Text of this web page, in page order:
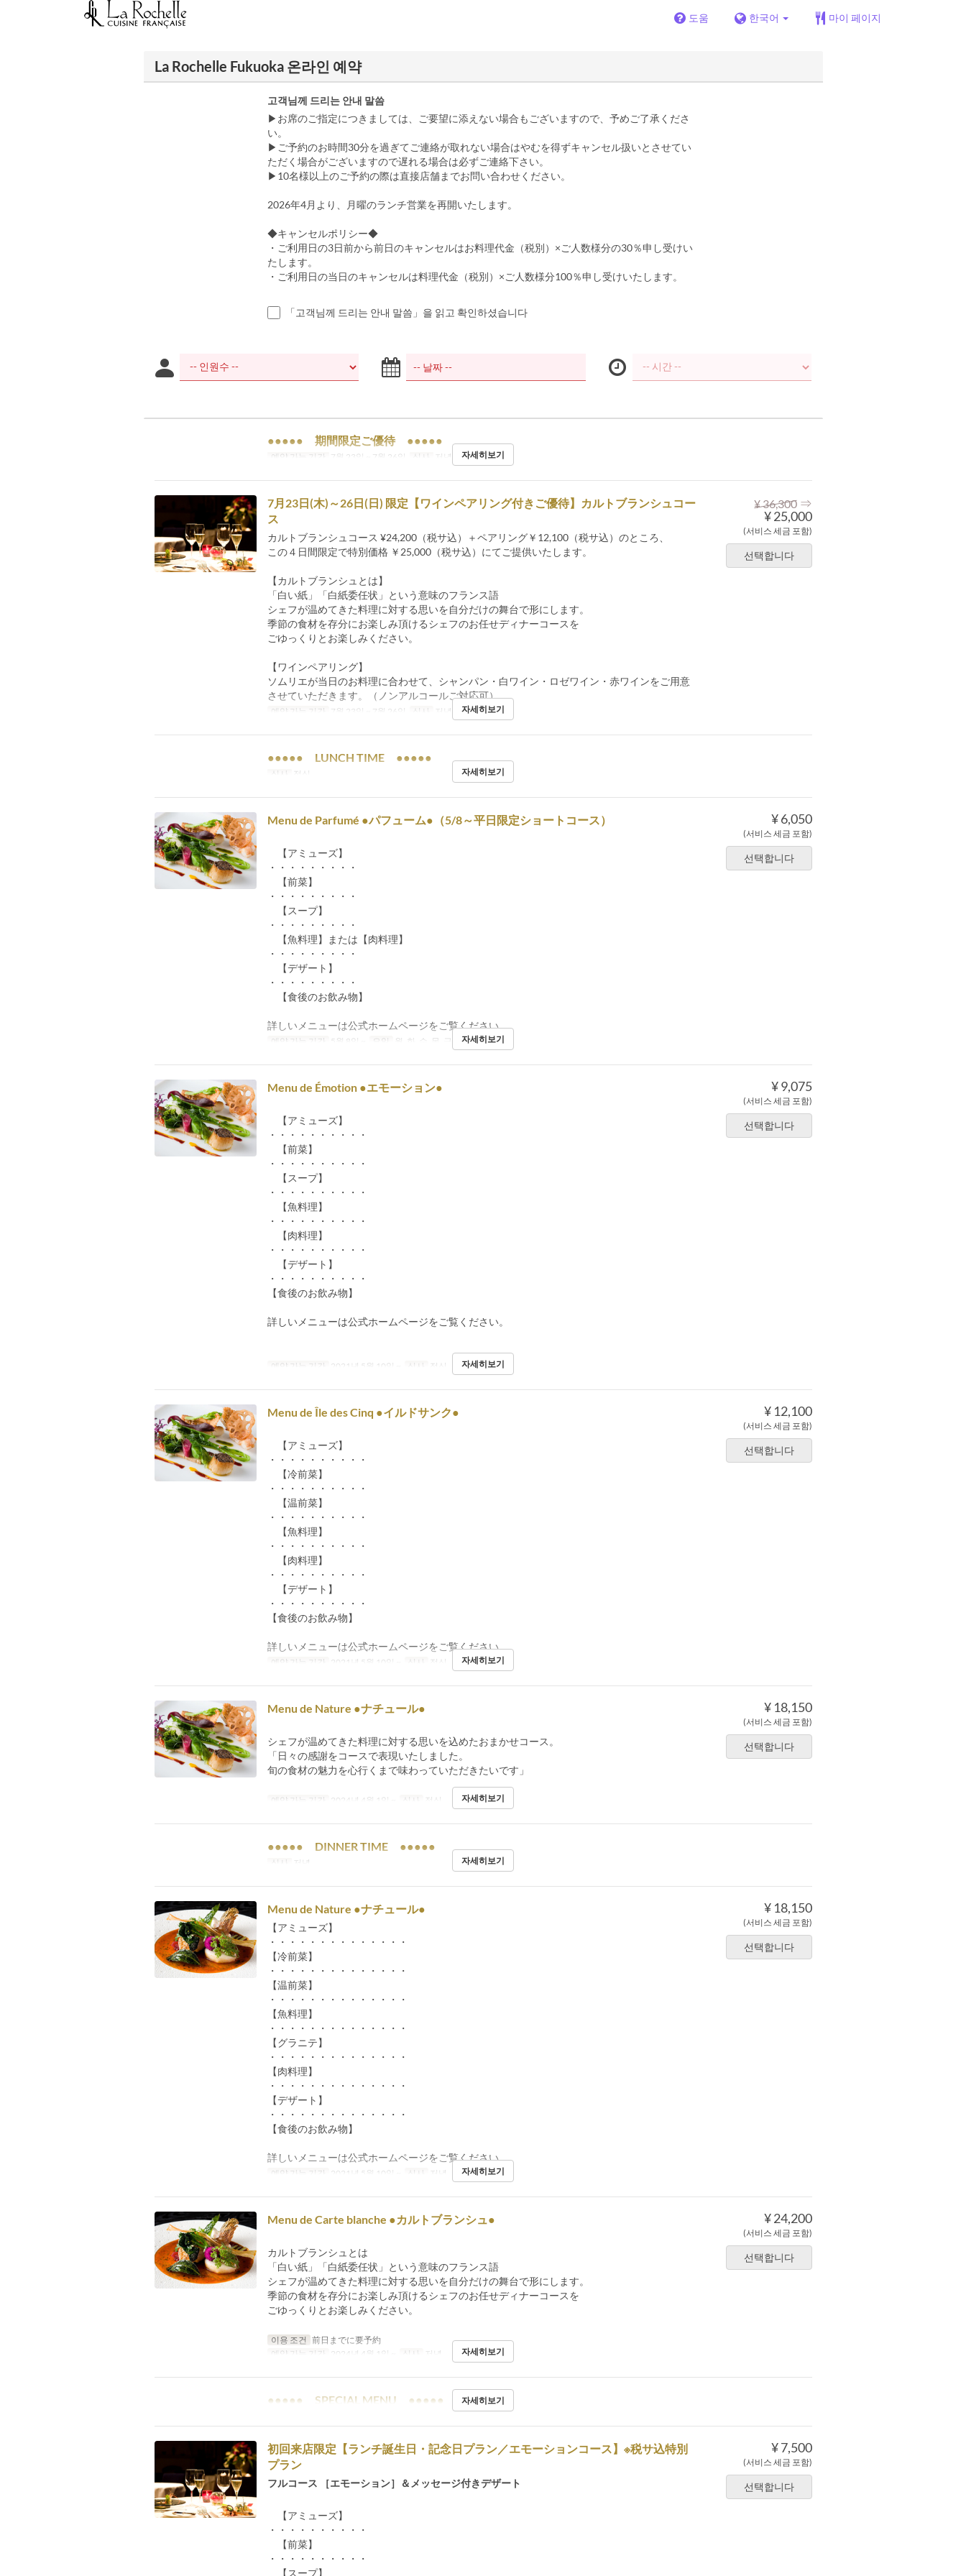
도움 한국어 마이 페이지
La Rochelle Fukuoka 온라인 예약
고객님께 드리는 안내 말씀
▶お席のご指定につきましては、ご要望に添えない場合もございますので、予めご了承くださ
い。
▶ご予約のお時間30分を過ぎてご連絡が取れない場合はやむを得ずキャンセル扱いとさせてい
ただく場合がございますので遅れる場合は必ずご連絡下さい。
▶10名様以上のご予約の際は直接店舗までお問い合わせください。
2026年4月より、月曜のランチ営業を再開いたします。
◆キャンセルポリシー◆
・ご利用日の3日前から前日のキャンセルはお料理代金（税別）×ご人数様分の30％申し受けい
たします。
・ご利用日の当日のキャンセルは料理代金（税別）×ご人数様分100％申し受けいたします。
「고객님께 드리는 안내 말씀」을 읽고 확인하셨습니다
●●●●● 期間限定ご優待 ●●●●●
예약 가능 기간 7월 23일 ~ 7월 26일 식사 저녁 자세히보기
¥ 36,300 ⇒
¥ 25,000
(서비스 세금 포함)
선택합니다
7月23日(木)～26日(日) 限定【ワインペアリング付きご優待】カルトブランシュコー
ス
カルトブランシュコース ¥24,200（税サ込）＋ペアリング￥12,100（税サ込）のところ、
この４日間限定で特別価格 ￥25,000（税サ込）にてご提供いたします。
【カルトブランシュとは】
「白い紙」「白紙委任状」という意味のフランス語
シェフが温めてきた料理に対する思いを自分だけの舞台で形にします。
季節の食材を存分にお楽しみ頂けるシェフのお任せディナーコースを
ごゆっくりとお楽しみください。
【ワインペアリング】
ソムリエが当日のお料理に合わせて、シャンパン・白ワイン・ロゼワイン・赤ワインをご用意
させていただきます。（ノンアルコールご対応可）
예약 가능 기간 7월 23일 ~ 7월 26일 식사 저녁 자세히보기
●●●●● LUNCH TIME ●●●●●
식사 점심 자세히보기
¥ 6,050
(서비스 세금 포함)
선택합니다
Menu de Parfumé ●パフューム●（5/8～平日限定ショートコース）
【アミューズ】
・・・・・・・・・
【前菜】
・・・・・・・・・
【スープ】
・・・・・・・・・
【魚料理】または【肉料理】
・・・・・・・・・
【デザート】
・・・・・・・・・
【食後のお飲み物】
詳しいメニューは公式ホームページをご覧ください。
예약 가능 기간 5월 8일 ~ 요일 월, 화, 수, 목, 금 식사 점심
자세히보기
¥ 9,075
(서비스 세금 포함)
선택합니다
Menu de Émotion ●エモーション●
【アミューズ】
・・・・・・・・・・
【前菜】
・・・・・・・・・・
【スープ】
・・・・・・・・・・
【魚料理】
・・・・・・・・・・
【肉料理】
・・・・・・・・・・
【デザート】
・・・・・・・・・・
【食後のお飲み物】
詳しいメニューは公式ホームページをご覧ください。
예약 가능 기간 2021년 5월 10일 ~ 식사 점심 자세히보기
¥ 12,100
(서비스 세금 포함)
선택합니다
Menu de Île des Cinq ●イルドサンク●
【アミューズ】
・・・・・・・・・・
【冷前菜】
・・・・・・・・・・
【温前菜】
・・・・・・・・・・
【魚料理】
・・・・・・・・・・
【肉料理】
・・・・・・・・・・
【デザート】
・・・・・・・・・・
【食後のお飲み物】
詳しいメニューは公式ホームページをご覧ください
예약 가능 기간 2021년 5월 10일 ~ 식사 점심 자세히보기
¥ 18,150
(서비스 세금 포함)
선택합니다
Menu de Nature ●ナチュール●
シェフが温めてきた料理に対する思いを込めたおまかせコース。
「日々の感謝をコースで表現いたしました。
旬の食材の魅力を心行くまで味わっていただきたいです」
예약 가능 기간 2024년 4월 1일 ~ 식사 점심 자세히보기
●●●●● DINNER TIME ●●●●●
식사 저녁 자세히보기
¥ 18,150
(서비스 세금 포함)
선택합니다
Menu de Nature ●ナチュール●
【アミューズ】
・・・・・・・・・・・・・・
【冷前菜】
・・・・・・・・・・・・・・
【温前菜】
・・・・・・・・・・・・・・
【魚料理】
・・・・・・・・・・・・・・
【グラニテ】
・・・・・・・・・・・・・・
【肉料理】
・・・・・・・・・・・・・・
【デザート】
・・・・・・・・・・・・・・
【食後のお飲み物】
詳しいメニューは公式ホームページをご覧ください
예약 가능 기간 2021년 5월 10일 ~ 식사 저녁 자세히보기
¥ 24,200
(서비스 세금 포함)
선택합니다
Menu de Carte blanche ●カルトブランシュ●
カルトブランシュとは
「白い紙」「白紙委任状」という意味のフランス語
シェフが温めてきた料理に対する思いを自分だけの舞台で形にします。
季節の食材を存分にお楽しみ頂けるシェフのお任せディナーコースを
ごゆっくりとお楽しみください。
이용 조건 前日までに要予約
예약 가능 기간
2024년 4월 1일 ~ 식사 저녁 자세히보기
●●●●● SPECIAL MENU ●●●●● 자세히보기
¥ 7,500
(서비스 세금 포함)
선택합니다
初回来店限定【ランチ誕生日・記念日プラン／エモーションコース】※税サ込特別
プラン
フルコース ［エモーション］＆メッセージ付きデザート
【アミューズ】
・・・・・・・・・・
【前菜】
・・・・・・・・・・
【スープ】